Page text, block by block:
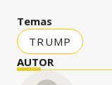
Temas
TRUMP
AUTOR